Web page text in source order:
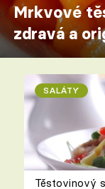
Mrkvové
zdravá a
SALÁTY
Těstovinový